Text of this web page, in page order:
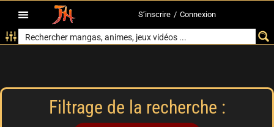
S’inscrire / Connexion
Filtrage de la recherche :